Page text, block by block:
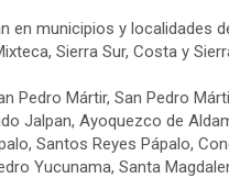
en municipios y localidades
Sierra Sur, Costa y
Pedro Mártir, San Pedro
Jalpan, Ayoquezco de
Santos Reyes Pápalo,
Yucunama, Santa